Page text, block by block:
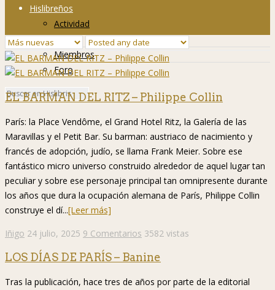
Hislibreños
Actividad
Grupos
Miembros
Foro
EL BARMAN DEL RITZ – Philippe Collin
París: la Place Vendôme, el Grand Hotel Ritz, la Galería de las
Maravillas y el Petit Bar. Su barman: austriaco de nacimiento y
francés de adopción, judío, se llama Frank Meier. Sobre ese
fantástico micro universo construido alrededor de aquel lugar tan
peculiar y sobre ese personaje principal tan omnipresente durante
los años que dura la ocupación alemana de París, Philippe Collin
construye el dí...[Leer más]
Iñigo 24 julio, 2025 9 Comentarios 3582 vistas
LOS DÍAS DE PARÍS – Banine
Tras la publicación, hace tres de años por parte de la editorial